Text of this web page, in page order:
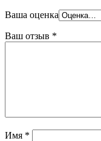
Ваша оценка
Ваш отзыв *
Имя *